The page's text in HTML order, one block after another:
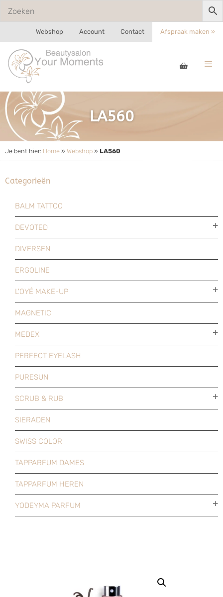
Webshop Account Contact Afspraak maken »
LA560
Je bent hier: Home » Webshop » LA560
Categorieën
BALM TATTOO
DEVOTED
DIVERSEN
ERGOLINE
L'OYÉ MAKE-UP
MAGNETIC
MEDEX
PERFECT EYELASH
PURESUN
SCRUB & RUB
SIERADEN
SWISS COLOR
TAPPARFUM DAMES
TAPPARFUM HEREN
YODEYMA PARFUM